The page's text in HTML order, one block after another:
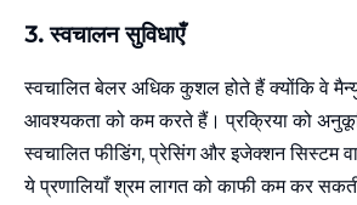
3.स्वचालनसुविधाएँ
स्वचालित बेलर अधिक कुशल होते हैं क्योंकि वे
आवश्यकता को कम करते हैं। प्रक्रिया को
स्वचालित फीडिंग, प्रेसिंग और इजेक्शन सिस्टम
ये प्रणालियाँ श्रम लागत को काफी कम कर